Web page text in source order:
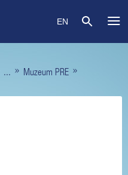
EN
... » Muzeum PRE »